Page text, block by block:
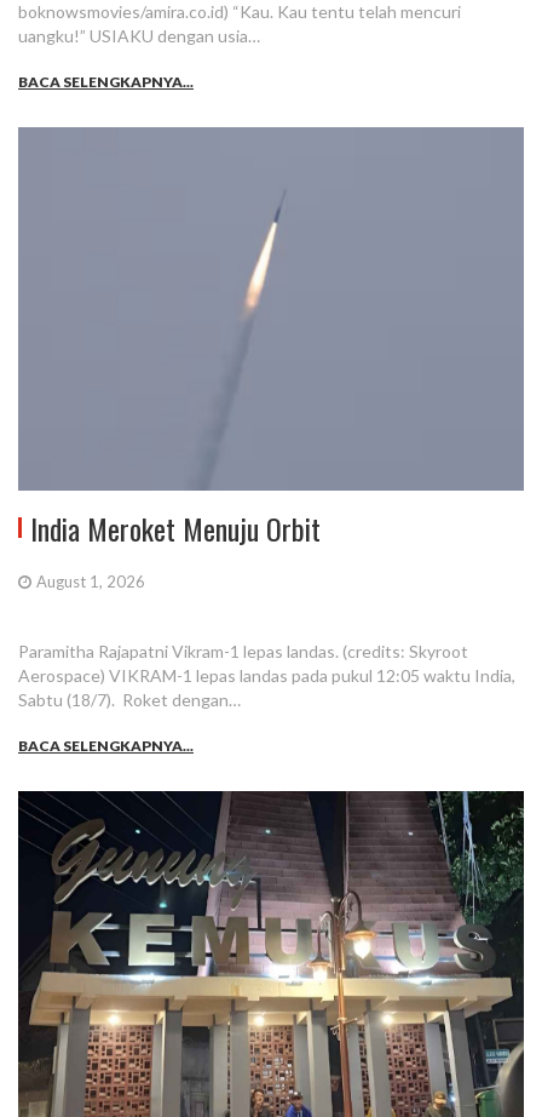
boknowsmovies/amira.co.id) “Kau. Kau tentu telah mencuri
uangku!” USIAKU dengan usia…
BACA SELENGKAPNYA...
India Meroket Menuju Orbit
August 1, 2026
Paramitha Rajapatni Vikram-1 lepas landas. (credits: Skyroot
Aerospace) VIKRAM-1 lepas landas pada pukul 12:05 waktu India,
Sabtu (18/7). Roket dengan…
BACA SELENGKAPNYA...